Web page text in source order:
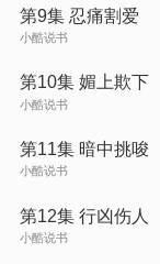
第9集 忍痛割爱
小酷说书
第10集 媚上欺下
小酷说书
第11集 暗中挑唆
小酷说书
第12集 行凶伤人
小酷说书